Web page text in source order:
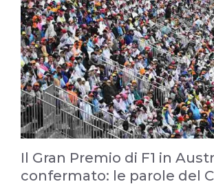
Il Gran Premio di F1 in
confermato: le parole del